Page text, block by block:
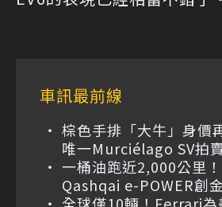
車訊最前線
棕色手排「大牛」身價
唯一Murciélago SV拍
一桶油跑近2,000公里
Qashqai e-POWER創